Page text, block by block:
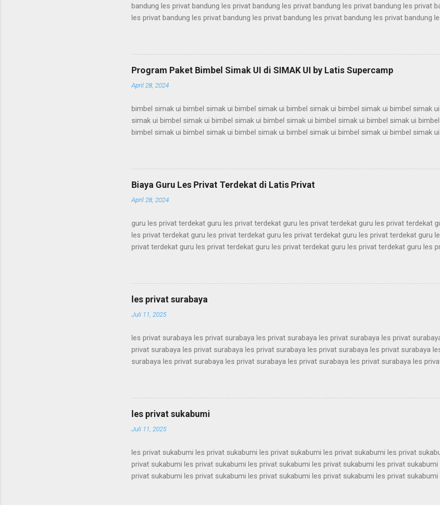
bandung les privat bandung les privat bandung les privat bandung les privat bandung les privat
les privat bandung les privat bandung les privat bandung les privat bandung les privat bandung
les privat bandung les privat bandung les privat bandung les privat bandung les privat bandung
bandung les privat bandung les privat bandung les privat bandung les privat bandung les privat
les privat bandung les privat bandung les privat bandung les privat bandung les privat bandung
bandung les privat bandung les privat bandung les privat bandung les privat bandung ...
Program Paket Bimbel Simak UI di SIMAK UI by Latis Supercamp
April 28, 2024
bimbel simak ui bimbel simak ui bimbel simak ui bimbel simak ui bimbel simak ui bimbel simak
simak ui bimbel simak ui bimbel simak ui bimbel simak ui bimbel simak ui bimbel simak ui
bimbel simak ui bimbel simak ui bimbel simak ui bimbel simak ui bimbel simak ui bimbel simak
bimbel simak ui bimbel simak ui bimbel simak ui bimbel simak ui bimbel simak ui bimbel simak
simak ui bimbel simak ui bimbel simak ui bimbel simak ui bimbel simak ui bimbel simak ui
bimbel simak ui bimbel simak ui bimbel simak ui bimbel simak ui bimbel simak ui bimbel simak ui
simak ui bimbel simak ui bimbel simak ui bimbel simak ui bimbel simak ui bimbel simak ui bimbel
Biaya Guru Les Privat Terdekat di Latis Privat
April 28, 2024
guru les privat terdekat guru les privat terdekat guru les privat terdekat guru les privat terdekat
les privat terdekat guru les privat terdekat guru les privat terdekat guru les privat terdekat guru
privat terdekat guru les privat terdekat guru les privat terdekat guru les privat terdekat guru les
terdekat guru les privat terdekat guru les privat terdekat guru les privat terdekat guru les privat
terdekat guru les privat terdekat guru les privat terdekat guru les privat terdekat guru les privat
terdekat guru les privat terdekat guru les privat terdekat guru les privat terdekat guru les privat
terdekat guru les privat terdekat guru les privat terdekat guru les pri...
les privat surabaya
Juli 11, 2025
les privat surabaya les privat surabaya les privat surabaya les privat surabaya les privat
privat surabaya les privat surabaya les privat surabaya les privat surabaya les privat surabaya
surabaya les privat surabaya les privat surabaya les privat surabaya les privat surabaya les
surabaya les privat surabaya les privat surabaya les privat surabaya les privat surabaya les
surabaya les privat surabaya les privat surabaya les privat surabaya les privat surabaya les
surabaya les privat surabaya les privat surabaya les privat surabaya les privat surabaya les
surabaya les privat surabaya les privat surabaya les privat surabaya les privat surabaya les privat
les privat sukabumi
Juli 11, 2025
les privat sukabumi les privat sukabumi les privat sukabumi les privat sukabumi les privat
privat sukabumi les privat sukabumi les privat sukabumi les privat sukabumi les privat
privat sukabumi les privat sukabumi les privat sukabumi les privat sukabumi les privat
privat sukabumi les privat sukabumi les privat sukabumi les privat sukabumi les privat